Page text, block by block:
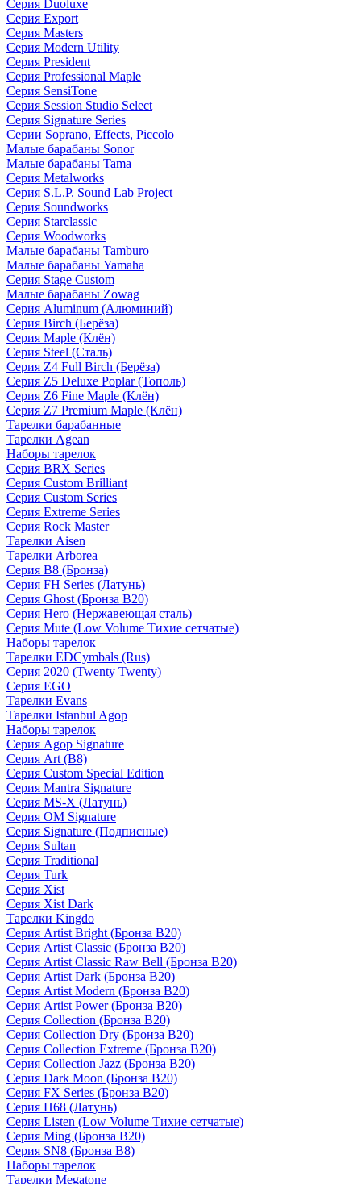
Серия Duoluxe
Серия Export
Серия Masters
Серия Modern Utility
Серия President
Серия Professional Maple
Серия SensiTone
Серия Session Studio Select
Серия Signature Series
Серии Soprano, Effects, Piccolo
Малые барабаны Sonor
Малые барабаны Tama
Серия Metalworks
Серия S.L.P. Sound Lab Project
Серия Soundworks
Серия Starclassic
Серия Woodworks
Малые барабаны Tamburo
Малые барабаны Yamaha
Серия Stage Custom
Малые барабаны Zowag
Серия Aluminum (Алюминий)
Серия Birch (Берёза)
Серия Maple (Клён)
Серия Steel (Сталь)
Серия Z4 Full Birch (Берёза)
Серия Z5 Deluxe Poplar (Тополь)
Серия Z6 Fine Maple (Клён)
Серия Z7 Premium Maple (Клён)
Тарелки барабанные
Тарелки Agean
Наборы тарелок
Серия BRX Series
Серия Custom Brilliant
Серия Custom Series
Серия Extreme Series
Серия Rock Master
Тарелки Aisen
Тарелки Arborea
Серия B8 (Бронза)
Серия FH Series (Латунь)
Серия Ghost (Бронза B20)
Серия Hero (Нержавеющая сталь)
Серия Mute (Low Volume Тихие сетчатые)
Наборы тарелок
Тарелки EDCymbals (Rus)
Серия 2020 (Twenty Twenty)
Серия EGO
Тарелки Evans
Тарелки Istanbul Agop
Наборы тарелок
Серия Agop Signature
Серия Art (B8)
Серия Custom Special Edition
Серия Mantra Signature
Серия MS-X (Латунь)
Серия OM Signature
Серия Signature (Подписные)
Серия Sultan
Серия Traditional
Серия Turk
Серия Xist
Серия Xist Dark
Тарелки Kingdo
Серия Artist Bright (Бронза B20)
Серия Artist Classic (Бронза B20)
Серия Artist Classic Raw Bell (Бронза B20)
Серия Artist Dark (Бронза B20)
Серия Artist Modern (Бронза B20)
Серия Artist Power (Бронза B20)
Серия Collection (Бронза B20)
Серия Collection Dry (Бронза B20)
Серия Collection Extreme (Бронза B20)
Серия Collection Jazz (Бронза B20)
Серия Dark Moon (Бронза B20)
Серия FX Series (Бронза B20)
Серия H68 (Латунь)
Серия Listen (Low Volume Тихие сетчатые)
Серия Ming (Бронза B20)
Серия SN8 (Бронза B8)
Наборы тарелок
Тарелки Megatone